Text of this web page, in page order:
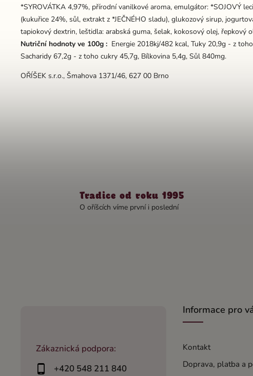
Tradice od roku 1995
O oříšcích víme první i poslední
*SYROVÁTKA 4,97%, přírodní vanilkové aroma, emulgátor: *SOJOVÝ
(kukuřice 24%, sůl, extrakt z *JEČNÉHO sladu), glukozový sirup,
tapiokový dextrin, leštidla: arabská guma, šelak, kokosový olej, řepkový
Nutriční hodnoty ve 100g : Energie 2018kj/482 kcal, Tuky 20,9g - z
Sacharidy 67,2g - z toho cukry 45,7g, Bílkovina 5,4g, Sůl 840mg.
OŘÍŠEK s.r.o., Šmahova 1371/46, 627 00 Brno
Zákaznická podpora:
+420 548 211 840
Informace pro
Kontakt
Doprava, platba a